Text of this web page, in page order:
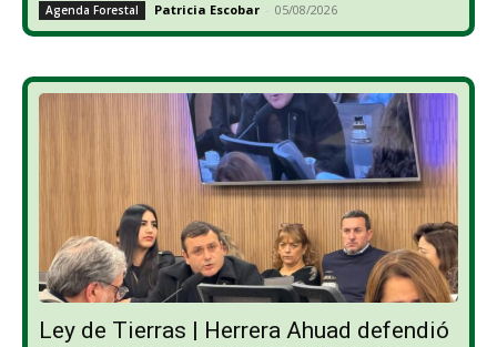
Agenda Forestal Patricia Escobar - 05/08/2026
Ley de Tierras | Herrera Ahuad defendió